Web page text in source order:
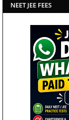
NEET JEE FEES